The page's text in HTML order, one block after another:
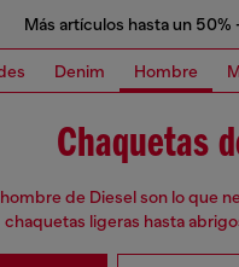
Más artículos hasta un 50%
Denim Hombre
Chaquetas
de Diesel son lo que
chaquetas ligeras hasta